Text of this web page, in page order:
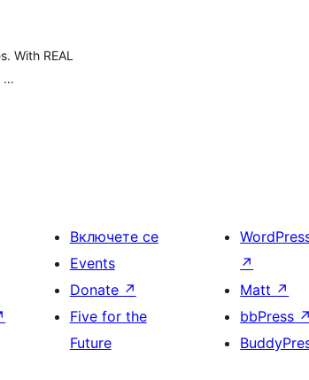
With REAL
…
Включете се
Events
Donate ↗
Five for the
Future
↗
Matt ↗
bbPress ↗